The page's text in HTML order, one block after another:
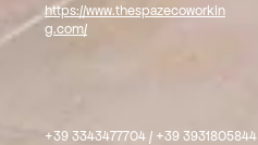
https://www.thespazecoworkin
g.com/
+39 3343477704 / +39 3931805844